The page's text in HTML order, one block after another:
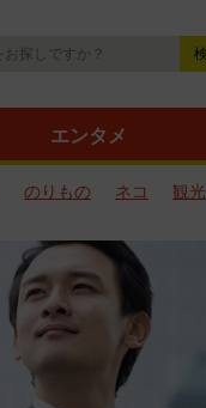
エンタメ
のりもの ネコ 観光